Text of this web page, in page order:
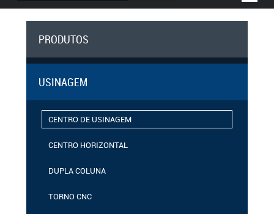
PRODUTOS
USINAGEM
CENTRO DE USINAGEM
CENTRO HORIZONTAL
DUPLA COLUNA
TORNO CNC